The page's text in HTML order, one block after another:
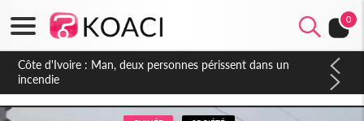
0
Côte d'Ivoire : Séileu, la célébration de la fête nationale
transformée en vaste campagne contre les produits
dépigmentants dangereux